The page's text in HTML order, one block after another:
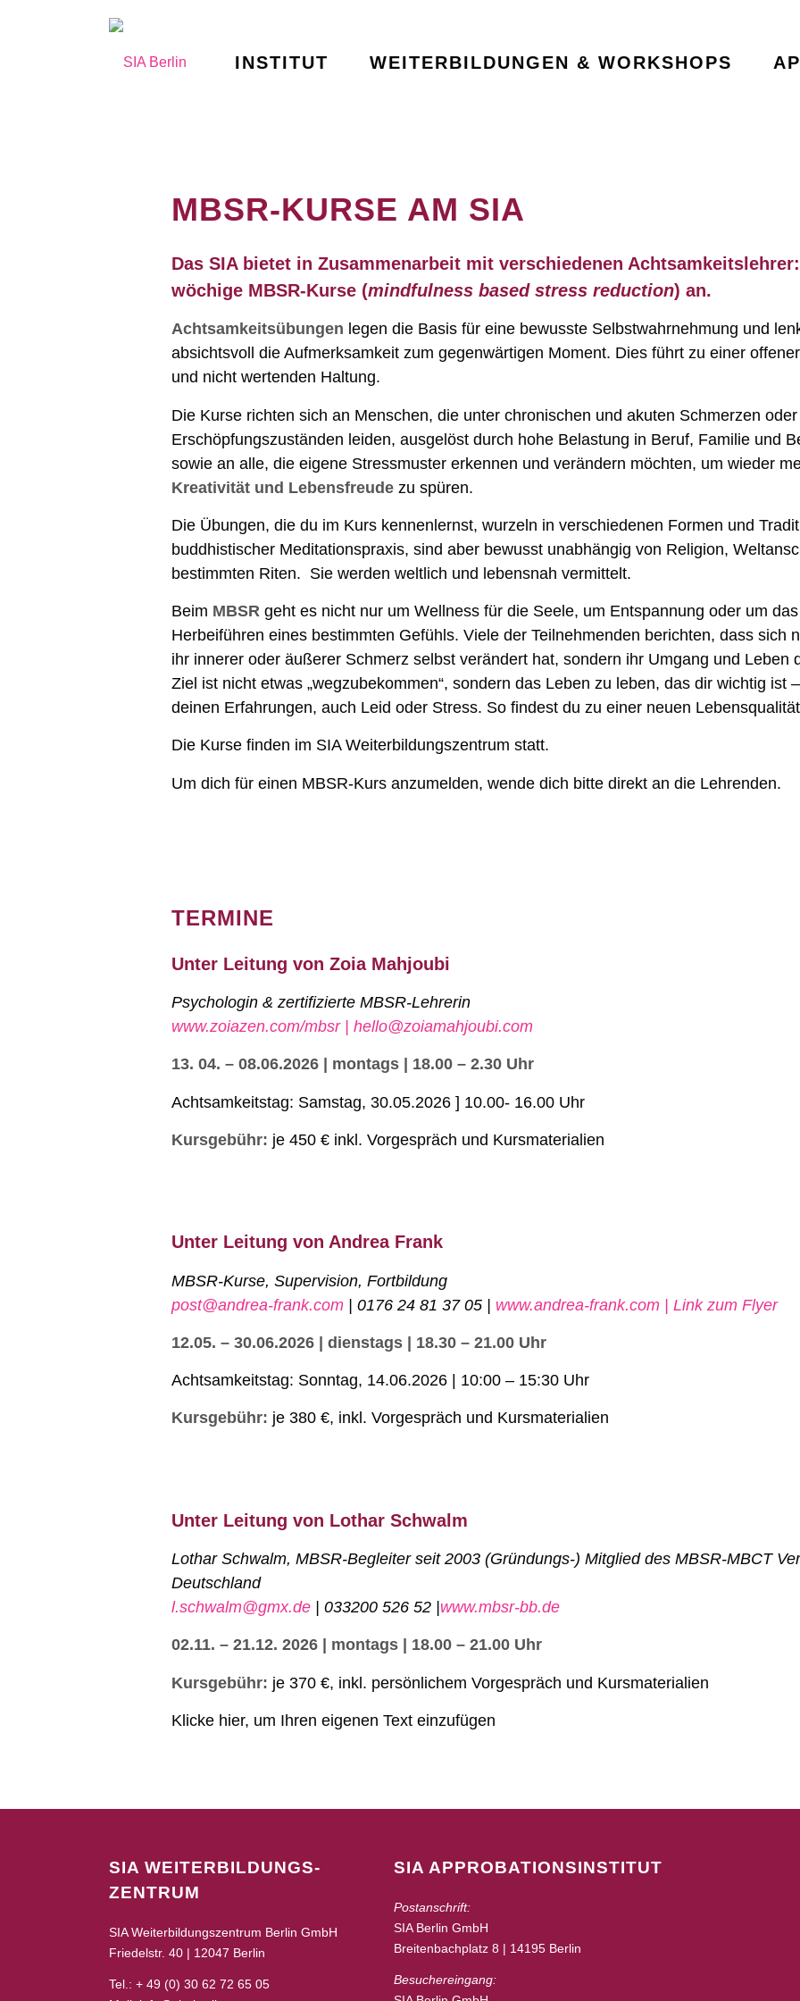
INSTITUT WEITERBILDUNGEN & WORKSHOPS
MBSR-KURSE AM SIA
Das SIA bietet in Zusammenarbeit mit verschiedenen
wöchige MBSR-Kurse (mindfulness based stress reduction) an.
Achtsamkeitsübungen legen die Basis für eine bewusste Selbstwahrnehmung und
absichtsvoll die Aufmerksamkeit zum gegenwärtigen Moment. Dies führt zu einer
und nicht wertenden Haltung.
Die Kurse richten sich an Menschen, die unter chronischen und akuten Schmerzen oder
Erschöpfungszuständen leiden, ausgelöst durch hohe Belastung in Beruf, Familie und
sowie an alle, die eigene Stressmuster erkennen und verändern möchten, um wieder
Kreativität und Lebensfreude zu spüren.
Die Übungen, die du im Kurs kennenlernst, wurzeln in verschiedenen Formen und
buddhistischer Meditationspraxis, sind aber bewusst unabhängig von Religion,
bestimmten Riten. Sie werden weltlich und lebensnah vermittelt.
Beim MBSR geht es nicht nur um Wellness für die Seele, um Entspannung oder um das
Herbeiführen eines bestimmten Gefühls. Viele der Teilnehmenden berichten, dass sich
ihr innerer oder äußerer Schmerz selbst verändert hat, sondern ihr Umgang und Leben
Ziel ist nicht etwas „wegzubekommen“, sondern das Leben zu leben, das dir wichtig ist –
deinen Erfahrungen, auch Leid oder Stress. So findest du zu einer neuen
Die Kurse finden im SIA Weiterbildungszentrum statt.
Um dich für einen MBSR-Kurs anzumelden, wende dich bitte direkt an die Lehrenden.
TERMINE
Unter Leitung von Zoia Mahjoubi
Psychologin & zertifizierte MBSR-Lehrerin
www.zoiazen.com/mbsr | hello@zoiamahjoubi.com
13. 04. – 08.06.2026 | montags | 18.00 – 2.30 Uhr
Achtsamkeitstag: Samstag, 30.05.2026 ] 10.00- 16.00 Uhr
Kursgebühr: je 450 € inkl. Vorgespräch und Kursmaterialien
Unter Leitung von Andrea Frank
MBSR-Kurse, Supervision, Fortbildung
post@andrea-frank.com | 0176 24 81 37 05 | www.andrea-frank.com | Link zum Flyer
12.05. – 30.06.2026 | dienstags | 18.30 – 21.00 Uhr
Achtsamkeitstag: Sonntag, 14.06.2026 | 10:00 – 15:30 Uhr
Kursgebühr: je 380 €, inkl. Vorgespräch und Kursmaterialien
Unter Leitung von Lothar Schwalm
Lothar Schwalm, MBSR-Begleiter seit 2003 (Gründungs-) Mitglied des MBSR-MBCT
Deutschland
l.schwalm@gmx.de | 033200 526 52 | www.mbsr-bb.de
02.11. – 21.12. 2026 | montags | 18.00 – 21.00 Uhr
Kursgebühr: je 370 €, inkl. persönlichem Vorgespräch und Kursmaterialien
Klicke hier, um Ihren eigenen Text einzufügen
SIA WEITERBILDUNGS-
ZENTRUM
SIA Weiterbildungszentrum Berlin GmbH
Friedelstr. 40 | 12047 Berlin
Tel.: + 49 (0) 30 62 72 65 05
SIA APPROBATIONSINSTITUT
Postanschrift:
SIA Berlin GmbH
Breitenbachplatz 8 | 14195 Berlin
Besuchereingang: